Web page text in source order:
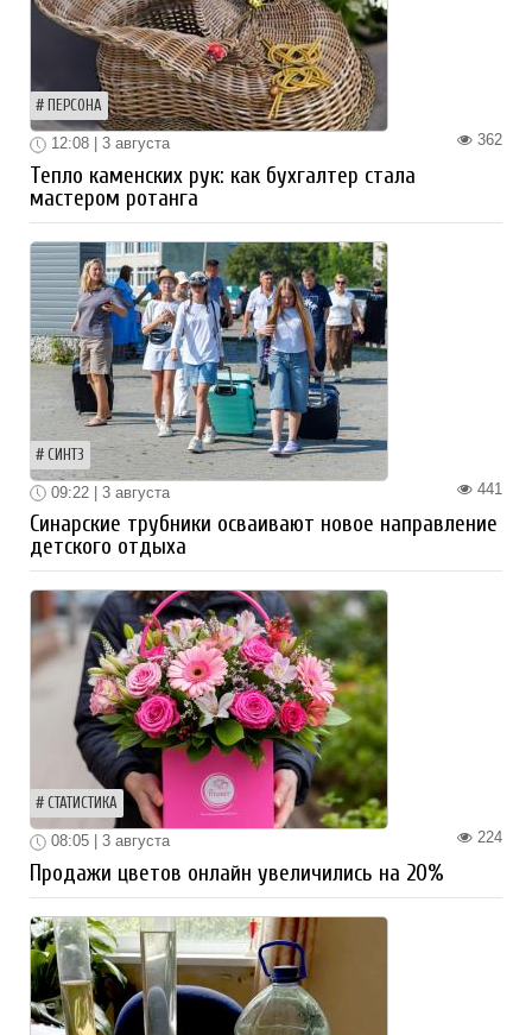
ПЕРСОНА
362
12:08 | 3 августа
Тепло каменских рук: как бухгалтер стала
мастером ротанга
СИНТЗ
441
09:22 | 3 августа
Синарские трубники осваивают новое направление
детского отдыха
СТАТИСТИКА
224
08:05 | 3 августа
Продажи цветов онлайн увеличились на 20%